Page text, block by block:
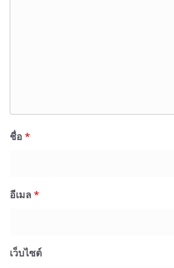
ชื่อ *
อีเมล *
เว็บไซต์